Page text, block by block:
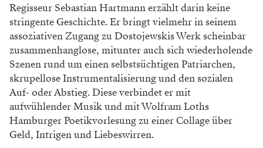
Regisseur Sebastian Hartmann erzählt darin keine
stringente Geschichte. Er bringt vielmehr in seinem
assoziativen Zugang zu Dostojewskis Werk scheinbar
zusammenhanglose, mitunter auch sich wiederholende
Szenen rund um einen selbstsüchtigen Patriarchen,
skrupellose Instrumentalisierung und den sozialen
Auf- oder Abstieg. Diese verbindet er mit
aufwühlender Musik und mit Wolfram Loths
Hamburger Poetikvorlesung zu einer Collage über
Geld, Intrigen und Liebeswirren.